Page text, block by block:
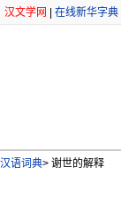
汉文学网 在线新华字典
汉语词典> 谢世的解释